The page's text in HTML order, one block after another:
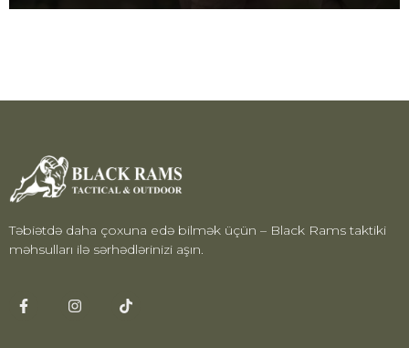
Təbiətdə daha çoxuna edə bilmək üçün – Black Rams taktiki
məhsulları ilə sərhədlərinizi aşın.